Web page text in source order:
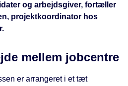
og arbejdsgiver, fortæller
projektkoordinator hos
mellem jobcentre
er arrangeret i et tæt